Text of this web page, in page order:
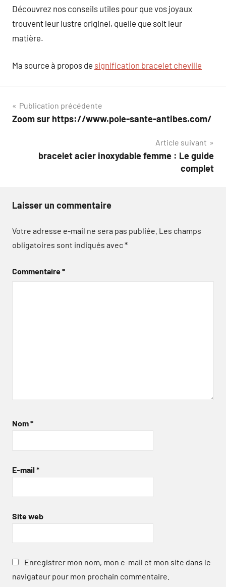
Découvrez nos conseils utiles pour que vos joyaux
trouvent leur lustre originel, quelle que soit leur
matière.
Ma source à propos de signification bracelet cheville
Navigation
de
Publication précédente
Zoom sur https://www.pole-sante-antibes.com/
Article suivant
bracelet acier inoxydable femme : Le guide
complet
Laisser un commentaire
Votre adresse e-mail ne sera pas publiée. Les champs
obligatoires sont indiqués avec*
Commentaire*
Nom*
E-mail *
Site web
Enregistrer mon nom, mon e-mail et mon site dans le
navigateur pour mon prochain commentaire.